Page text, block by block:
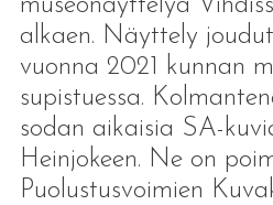
alkaen. Näyttely
vuonna 2021 kunnan
supistuessa.
sodan aikaisia SA-
Heinjokeen. Ne on
Puolustusvoimien